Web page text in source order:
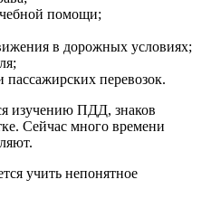
помощи;
в дорожных условиях;
пассажирских перевозок.
изучению ПДД, знаков
Сейчас много времени
учить непонятное